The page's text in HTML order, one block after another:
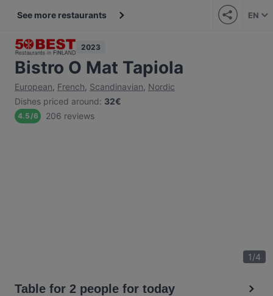
See more restaurants EN
2023
Bistro O Mat Tapiola
European, French, Scandinavian, Nordic
Dishes priced around: 32€
4.5/6 206 reviews
1/4
Table for 2 people for today